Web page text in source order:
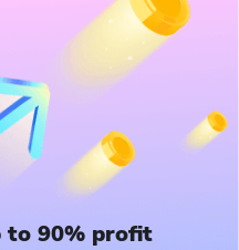
to 90% profit